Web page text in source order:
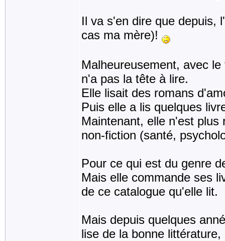
Il va s'en dire que depuis,
cas ma mère)!
Malheureusement, avec
n'a pas la tête à lire.
Elle lisait des romans
Puis elle a lis quelques
Maintenant, elle n'est
non-fiction (santé,
Pour ce qui est du genre
Mais elle commande ses
de ce catalogue qu'elle lit.
Mais depuis quelques
lise de la bonne